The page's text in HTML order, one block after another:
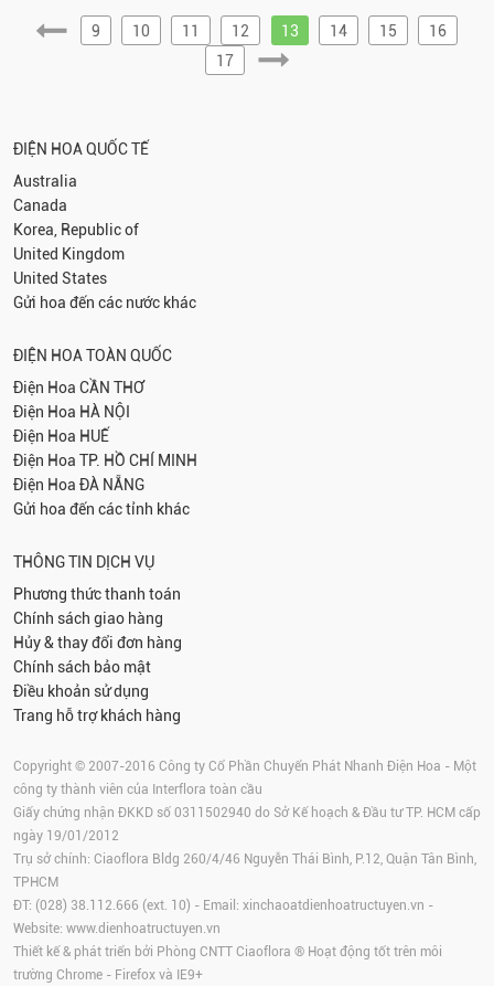
9 10 11 12 13 14 15
16
17
ĐIỆN HOA QUỐC TẾ
Australia
Canada
Korea, Republic of
United Kingdom
United States
Gửi hoa đến các nước khác
ĐIỆN HOA TOÀN QUỐC
Điện Hoa CẦN THƠ
Điện Hoa HÀ NỘI
Điện Hoa HUẾ
Điện Hoa TP. HỒ CHÍ MINH
Điện Hoa ĐÀ NẴNG
Gửi hoa đến các tỉnh khác
THÔNG TIN DỊCH VỤ
Phương thức thanh toán
Chính sách giao hàng
Hủy & thay đổi đơn hàng
Chính sách bảo mật
Điều khoản sử dụng
Trang hỗ trợ khách hàng
Copyright © 2007-2016 Công ty Cổ Phần Chuyển Phát Nhanh Điện Hoa - Một
công ty thành viên của Interflora toàn cầu
Giấy chứng nhận ĐKKD số 0311502940 do Sở Kế hoạch & Đầu tư TP. HCM cấp
ngày 19/01/2012
Trụ sở chính: Ciaoflora Bldg 260/4/46 Nguyễn Thái Bình, P.12, Quận Tân Bình,
TPHCM
ĐT: (028) 38.112.666 (ext. 10) - Email: xinchaoatdienhoatructuyen.vn -
Website: www.dienhoatructuyen.vn
Thiết kế & phát triển bởi Phòng CNTT Ciaoflora ® Hoạt động tốt trên môi
trường Chrome - Firefox và IE9+